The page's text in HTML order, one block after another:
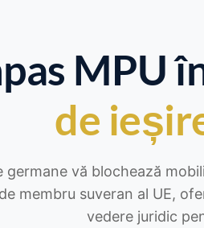
MPU
de
germane vă blochează
membru suveran al UE,
vedere juridic